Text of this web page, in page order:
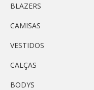
BLAZERS
CAMISAS
VESTIDOS
CALÇAS
BODYS